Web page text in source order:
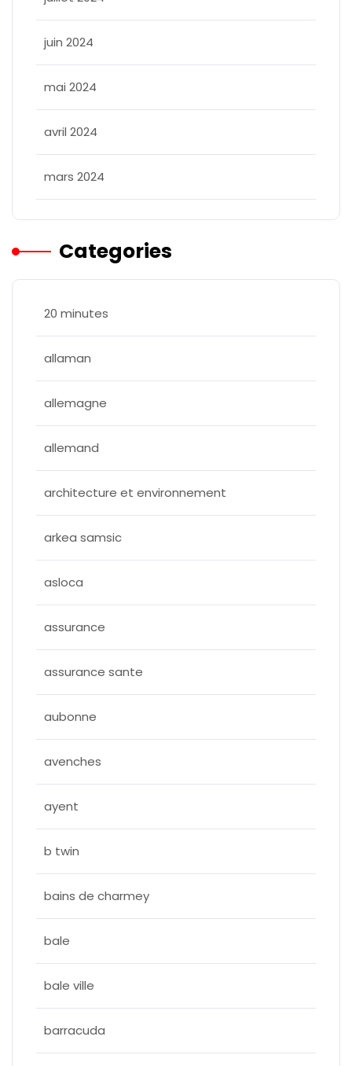
juin 2024
mai 2024
avril 2024
mars 2024
Categories
20 minutes
allaman
allemagne
allemand
architecture et environnement
arkea samsic
asloca
assurance
assurance sante
aubonne
avenches
ayent
b twin
bains de charmey
bale
bale ville
barracuda